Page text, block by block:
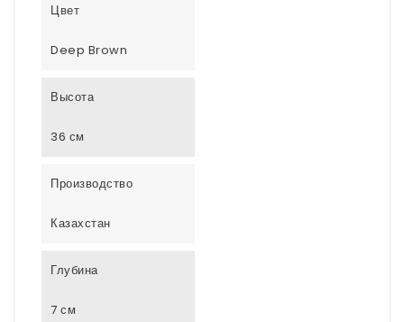
Цвет
Deep Brown
Высота
36 см
Производство
Казахстан
Глубина
7 см